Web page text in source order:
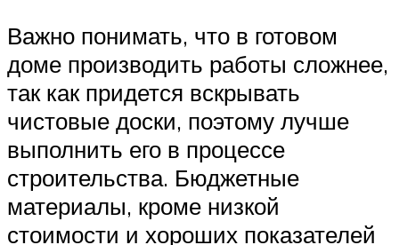
Важно понимать, что в готовом
доме производить работы сложнее,
так как придется вскрывать
чистовые доски, поэтому лучше
выполнить его в процессе
строительства. Бюджетные
материалы, кроме низкой
стоимости и хороших показателей